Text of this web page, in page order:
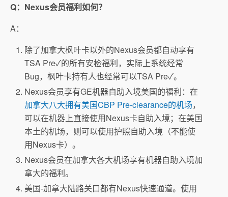
Q：Nexus会员福利如何？
A：
除了加拿大枫叶卡以外的Nexus会员都自动享有
TSA Pre✓的所有安检福利，实际上系统经常
Bug，枫叶卡持有人也经常可以TSA Pre✓。
Nexus会员享有GE机器自助入境美国的福利：在
加拿大八大拥有美国CBP Pre-clearance的机场，
可以在机器上直接使用Nexus卡自助入境；在美国
本土的机场，则可以使用护照自助入境（不能使
用Nexus卡）。
Nexus会员在加拿大各大机场享有机器自助入境加
拿大的福利。
美国-加拿大陆路关口都有Nexus快速通道。使用